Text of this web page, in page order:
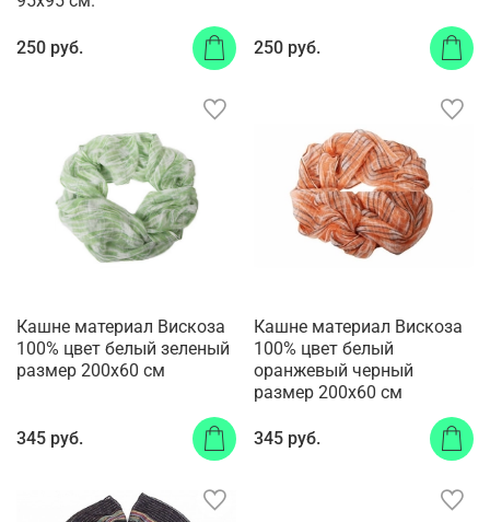
250 руб. 250 руб.
Кашне материал Вискоза
100% цвет белый зеленый
размер 200x60 см
345 руб.
Кашне материал Вискоза
100% цвет белый
оранжевый черный
размер 200x60 см
345 руб.